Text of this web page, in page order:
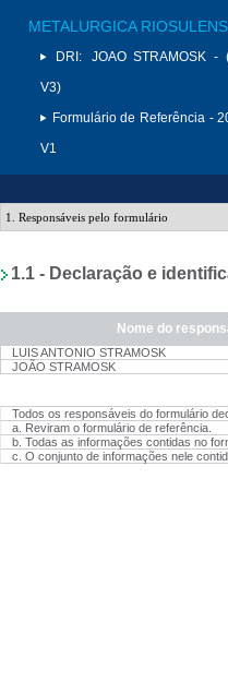
METALURGICA
DRI:
JOAO STRAMOSK -
V3)
Formulário de Referência -
V1